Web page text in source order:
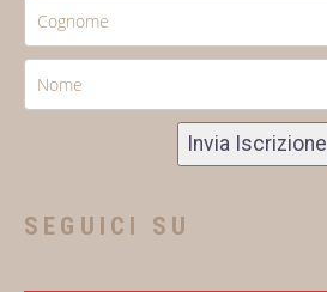
Invia Iscrizione
SEGUICI SU